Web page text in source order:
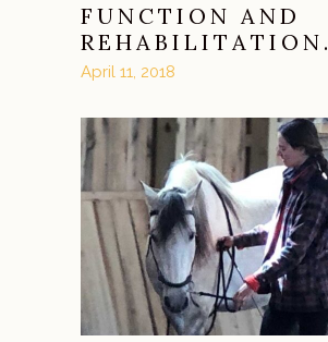
FUNCTION AND
REHABILITATION.
April 11, 2018